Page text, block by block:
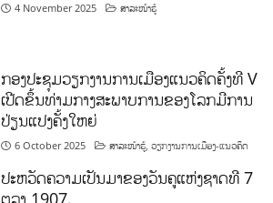
4 November 2025 ສາລະໜ້າຮູ້
ກອງປະຊຸມວຽກງານການເມືອງແນວຄິດຄັ້ງທີ V
ເປີດຂຶ້ນທ່າມກາງສະພາບການຂອງໂລກມີການ
ປ່ຽນແປງຄັ້ງໃຫຍ່
6 October 2025 ສາລະໜ້າຮູ້ ,ວຽກງານການເມືອງ-ແນວຄິດ
ປະຫວັດຄວາມເປັນມາຂອງວັນຄູແຫ່ງຊາດທີ 7
ຕຸລາ 1907.